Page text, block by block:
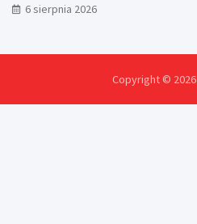
6 sierpnia 2026
Copyright © 2026